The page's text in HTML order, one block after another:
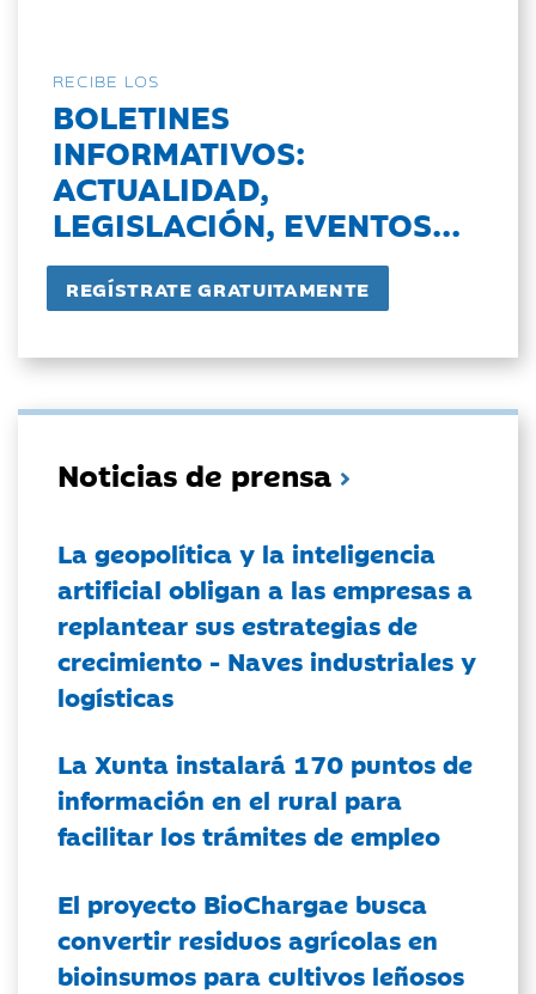
RECIBE LOS
BOLETINES
INFORMATIVOS:
ACTUALIDAD,
LEGISLACIÓN, EVENTOS...
Noticias de prensa
La geopolítica y la inteligencia
artificial obligan a las empresas a
replantear sus estrategias de
crecimiento - Naves industriales y
logísticas
La Xunta instalará 170 puntos de
información en el rural para
facilitar los trámites de empleo
El proyecto BioChargae busca
convertir residuos agrícolas en
bioinsumos para cultivos leñosos